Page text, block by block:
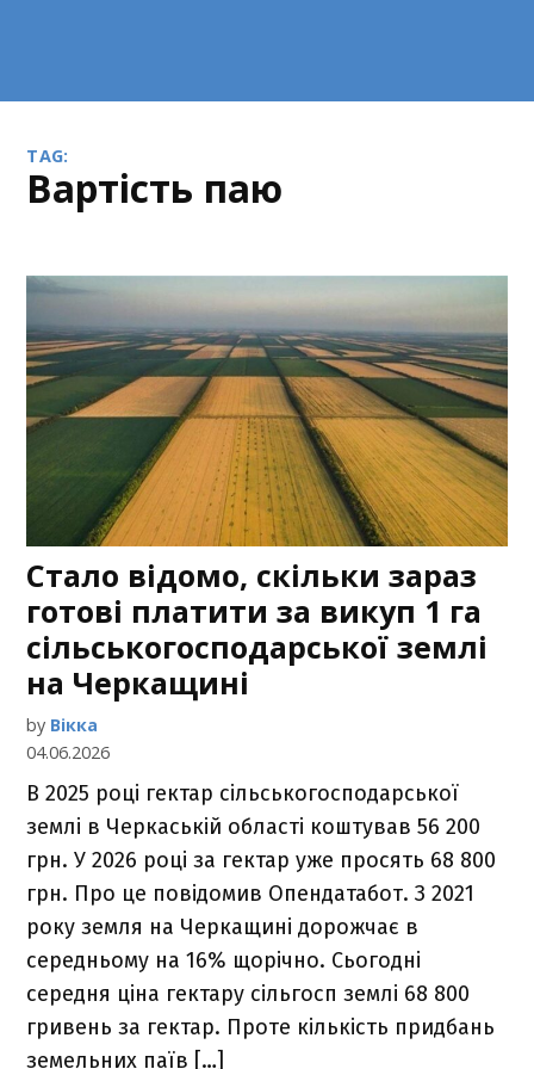
TAG:
вартість паю
Стало відомо, скільки зараз
готові платити за викуп 1 га
сільськогосподарської землі
на Черкащині
by Вікка
04.06.2026
В 2025 році гектар сільськогосподарської
землі в Черкаській області коштував 56 200
грн. У 2026 році за гектар уже просять 68 800
грн. Про це повідомив Опендатабот. З 2021
року земля на Черкащині дорожчає в
середньому на 16% щорічно. Сьогодні
середня ціна гектару сільгосп землі 68 800
гривень за гектар. Проте кількість придбань
земельних паїв […]